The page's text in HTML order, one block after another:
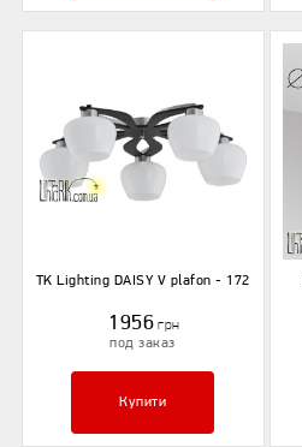
TK Lighting DAISY V plafon - 172
1956 грн
под заказ
Купити